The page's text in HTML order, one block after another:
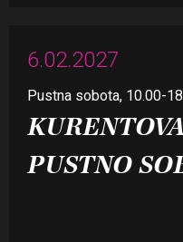
6.02.2027
Pustna sobota, 10.00-
PUSTNO